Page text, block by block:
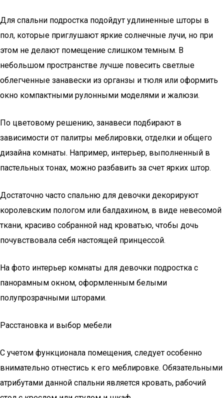
Для спальни подростка подойдут удлиненные шторы в
пол, которые приглушают яркие солнечные лучи, но при
этом не делают помещение слишком темным. В
небольшом пространстве лучше повесить светлые
облегченные занавески из органзы и тюля или оформить
окно компактными рулонными моделями и жалюзи.
По цветовому решению, занавеси подбирают в
зависимости от палитры меблировки, отделки и общего
дизайна комнаты. Например, интерьер, выполненный в
пастельных тонах, можно разбавить за счет ярких штор.
Достаточно часто спальню для девочки декорируют
королевским пологом или балдахином, в виде невесомой
ткани, красиво собранной над кроватью, чтобы дочь
почувствовала себя настоящей принцессой.
На фото интерьер комнаты для девочки подростка с
панорамным окном, оформленным белыми
полупрозрачными шторами.
Расстановка и выбор мебели
С учетом функционала помещения, следует особенно
внимательно отнестись к его меблировке. Обязательными
атрибутами данной спальни является кровать, рабочий